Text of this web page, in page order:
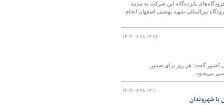
هزار و ۵۰۰ زائر خانه خدا از طریق فرودگاه‌های پانزده‌گانه این شرکت به مدینه
روز چهارشنبه ۲۸ شهریور، نخستین پرواز از فرودگاه بین‌المللی شهید بهشتی اصفهان انجام
۱۴۰۳-۰۶-۲۸ ۱۳:۲۶
کشور گفت: هر روز برای صدور
۱۴۰۳-۰۶-۲۸ ۱۳:۱۰
با شهروندان